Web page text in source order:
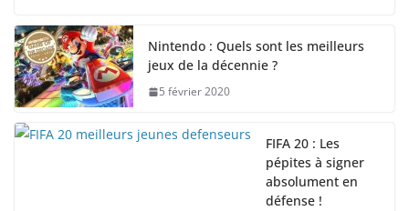
Nintendo : Quels sont les meilleurs
jeux de la décennie ?
5 février 2020
FIFA 20 : Les
pépites à signer
absolument en
défense !